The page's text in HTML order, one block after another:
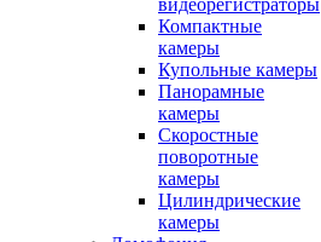
видеорегистраторы
Компактные
камеры
Купольные камеры
Панорамные
камеры
Скоростные
поворотные
камеры
Цилиндрические
камеры